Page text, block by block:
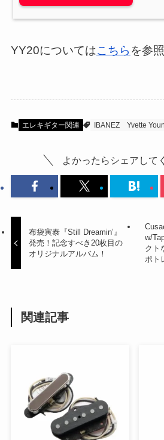
YY20についてはこちら を参
エレキギター関連 IBANEZ Yvette
よかったらシェアして
布袋寅泰『Still Dreamin’』
発売！記念すべき20枚目の
オリジナルアルバム！
w/
クト
ポト
関連記事